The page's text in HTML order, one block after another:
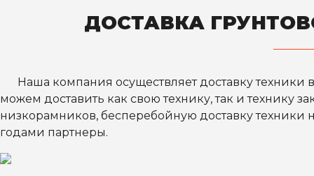
ДОСТАВКА
Наша компания осуществляет доставку техники
можем доставить как свою технику, так и технику
низкорамников, бесперебойную доставку техники
годами партнеры.